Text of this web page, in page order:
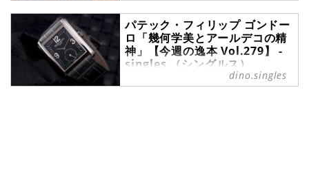
今週の逸本｜時代を感じさせるロレ
ックスのアンティークウォッチをブ
ランド腕時計専門店ムーンフェイズ
がご紹介。
パテック・フィリップ ゴンドー
ロ「幾何学美とアールデコの精
神」【今週の逸本 Vol.279】 -
singles （シングルス）
フォーマルからインフォーマルま
dino.singles